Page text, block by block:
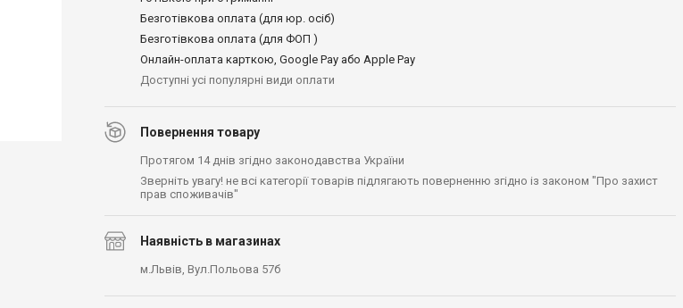
Безготівкова оплата (для юр. осіб)
Безготівкова оплата (для ФОП )
Онлайн-оплата карткою, Google Pay або Apple Pay
Доступні усі популярні види оплати
Повернення товару
Протягом 14 днів згідно законодавства України
Зверніть увагу! не всі категорії товарів підлягають поверненню згідно із законом "Про захист
прав споживачів"
Наявність в магазинах
м.Львів, Вул.Польова 57б